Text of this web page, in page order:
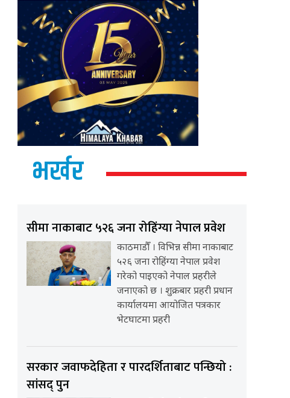
भर्खर
सीमा नाकाबाट ५२६ जना रोहिंग्या नेपाल प्रवेश
काठमाडौँ । विभिन्न सीमा नाकाबाट
५२६ जना रोहिंग्या नेपाल प्रवेश
गरेको पाइएको नेपाल प्रहरीले
जनाएको छ । शुक्रबार प्रहरी प्रधान
कार्यालयमा आयोजित पत्रकार
भेटघाटमा प्रहरी
सरकार जवाफदेहिता र पारदर्शिताबाट पन्छियो :
सांसद् पुन